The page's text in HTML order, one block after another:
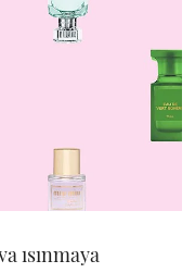
ısınmaya